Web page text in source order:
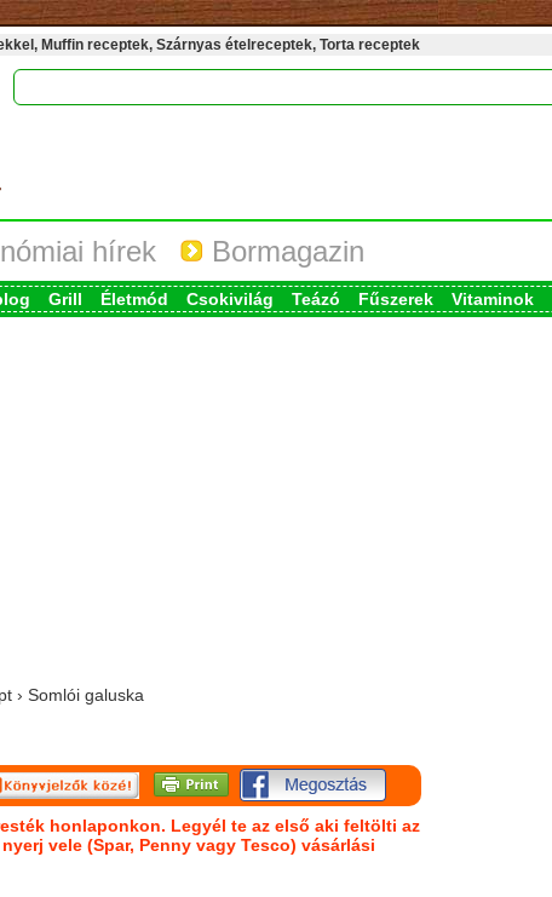
Muffin receptek, Szárnyas ételreceptek, Torta receptek
hírek Bormagazin
Grill Életmód Csokivilág Teázó Fűszerek Vitaminok
› Somlói galuska
honlaponkon. Legyél te az első aki feltölti az
vele (Spar, Penny vagy Tesco) vásárlási